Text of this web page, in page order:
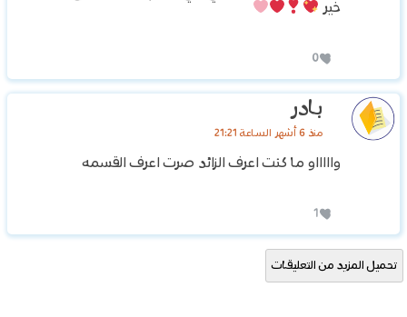
خير
0
بادر
منذ 6 أشهر الساعة 21:21
واااااو ما كنت اعرف الزائد صرت اعرف القسمه
1
تحميل المزيد من التعليقات